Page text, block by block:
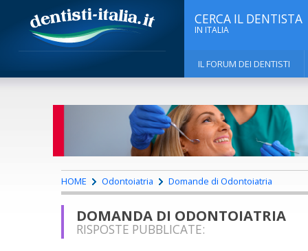
CERCA IL DENTISTA
IN ITALIA
IL FORUM DEI DENTISTI
HOME Odontoiatria Domande di Odontoiatria
DOMANDA DI ODONTOIATRIA
RISPOSTE PUBBLICATE: